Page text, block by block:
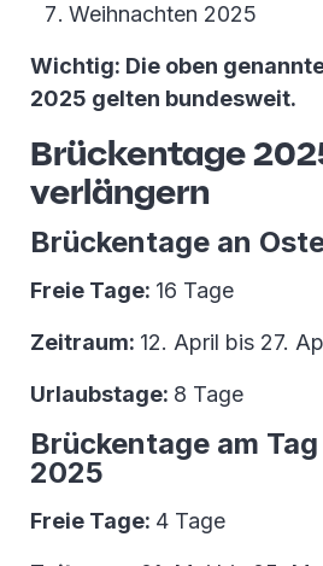
Weihnachten 2025
Wichtig: Die oben
2025 gelten bundesweit.
Brückentage
verlängern
Brückentage an
Freie Tage: 16 Tage
Zeitraum: 12. April bis 27.
Urlaubstage: 8 Tage
Brückentage am
2025
Freie Tage: 4 Tage